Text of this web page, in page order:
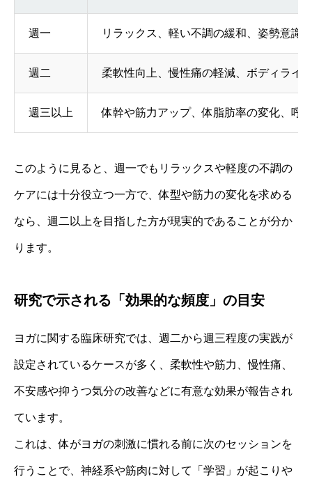
週一 リラックス、軽い不調の緩和、姿勢意識
週二 柔軟性向上、慢性痛の軽減、ボディライ
週三以上 体幹や筋力アップ、体脂肪率の変化、呼
このように見ると、週一でもリラックスや軽度の不調の
ケアには十分役立つ一方で、体型や筋力の変化を求める
なら、週二以上を目指した方が現実的であることが分か
ります。
研究で示される「効果的な頻度」の目安
ヨガに関する臨床研究では、週二から週三程度の実践が
設定されているケースが多く、柔軟性や筋力、慢性痛、
不安感や抑うつ気分の改善などに有意な効果が報告され
ています。
これは、体がヨガの刺激に慣れる前に次のセッションを
行うことで、神経系や筋肉に対して「学習」が起こりや